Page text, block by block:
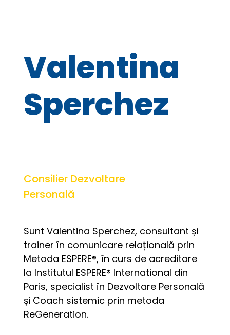
Valentina
Sperchez
Consilier Dezvoltare
Personală
Sunt Valentina Sperchez, consultant și
trainer în comunicare relațională prin
Metoda ESPERE®, în curs de acreditare
la Institutul ESPERE® International din
Paris, specialist în Dezvoltare Personală
și Coach sistemic prin metoda
ReGeneration.